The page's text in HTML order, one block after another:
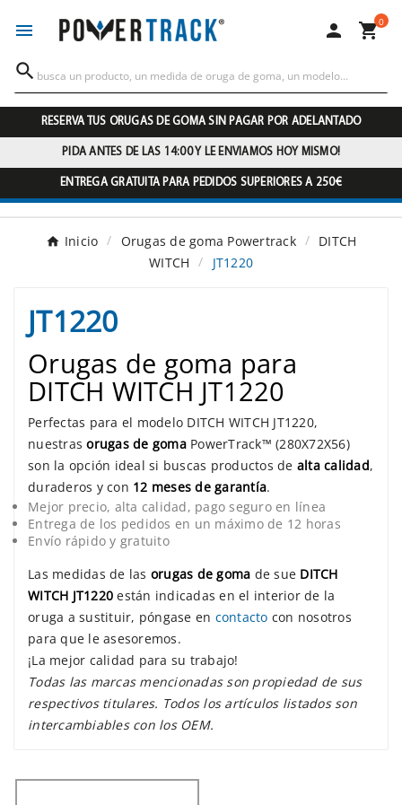
  0

RESERVA TUS ORUGAS DE GOMA SIN PAGAR POR ADELANTADO
PIDA ANTES DE LAS 14:00 Y LE ENVIAMOS HOY MISMO!
ENTREGA GRATUITA PARA PEDIDOS SUPERIORES A 250€
Inicio Orugas de goma Powertrack
DITCH
WITCH
JT1220
JT1220
Orugas de goma para
DITCH WITCH JT1220
Perfectas para el modelo DITCH WITCH JT1220,
nuestrasorugas de gomaPowerTrack™ (280X72X56)
son la opción ideal si buscas productos de alta calidad,
duraderos y con 12 meses de garantía.
Mejor precio, alta calidad, pago seguro en línea
Entrega de los pedidos en un máximo de 12 horas
Envío rápido y gratuito
Las medidas de las orugas de goma de sue DITCH
WITCH JT1220 están indicadas en el interior de la
oruga a sustituir, póngase en contacto con nosotros
para que le asesoremos.
¡La mejor calidad para su trabajo!
Todas las marcas mencionadas son propiedad de sus
respectivos titulares. Todos los artículos listados son
intercambiables con los OEM.